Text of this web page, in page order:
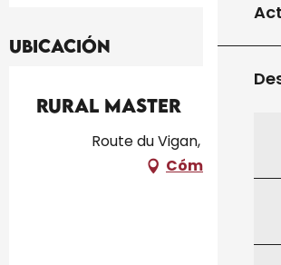
Ubicación
RURAL MASTER
Route du Vigan, 46300
Cómo llegar